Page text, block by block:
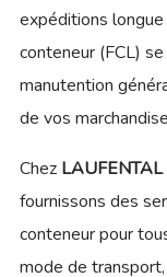
expéditions
conteneur (FCL)
manutention
de vos
Chez LAUFENTAL
fournissons des
conteneur pour
mode de